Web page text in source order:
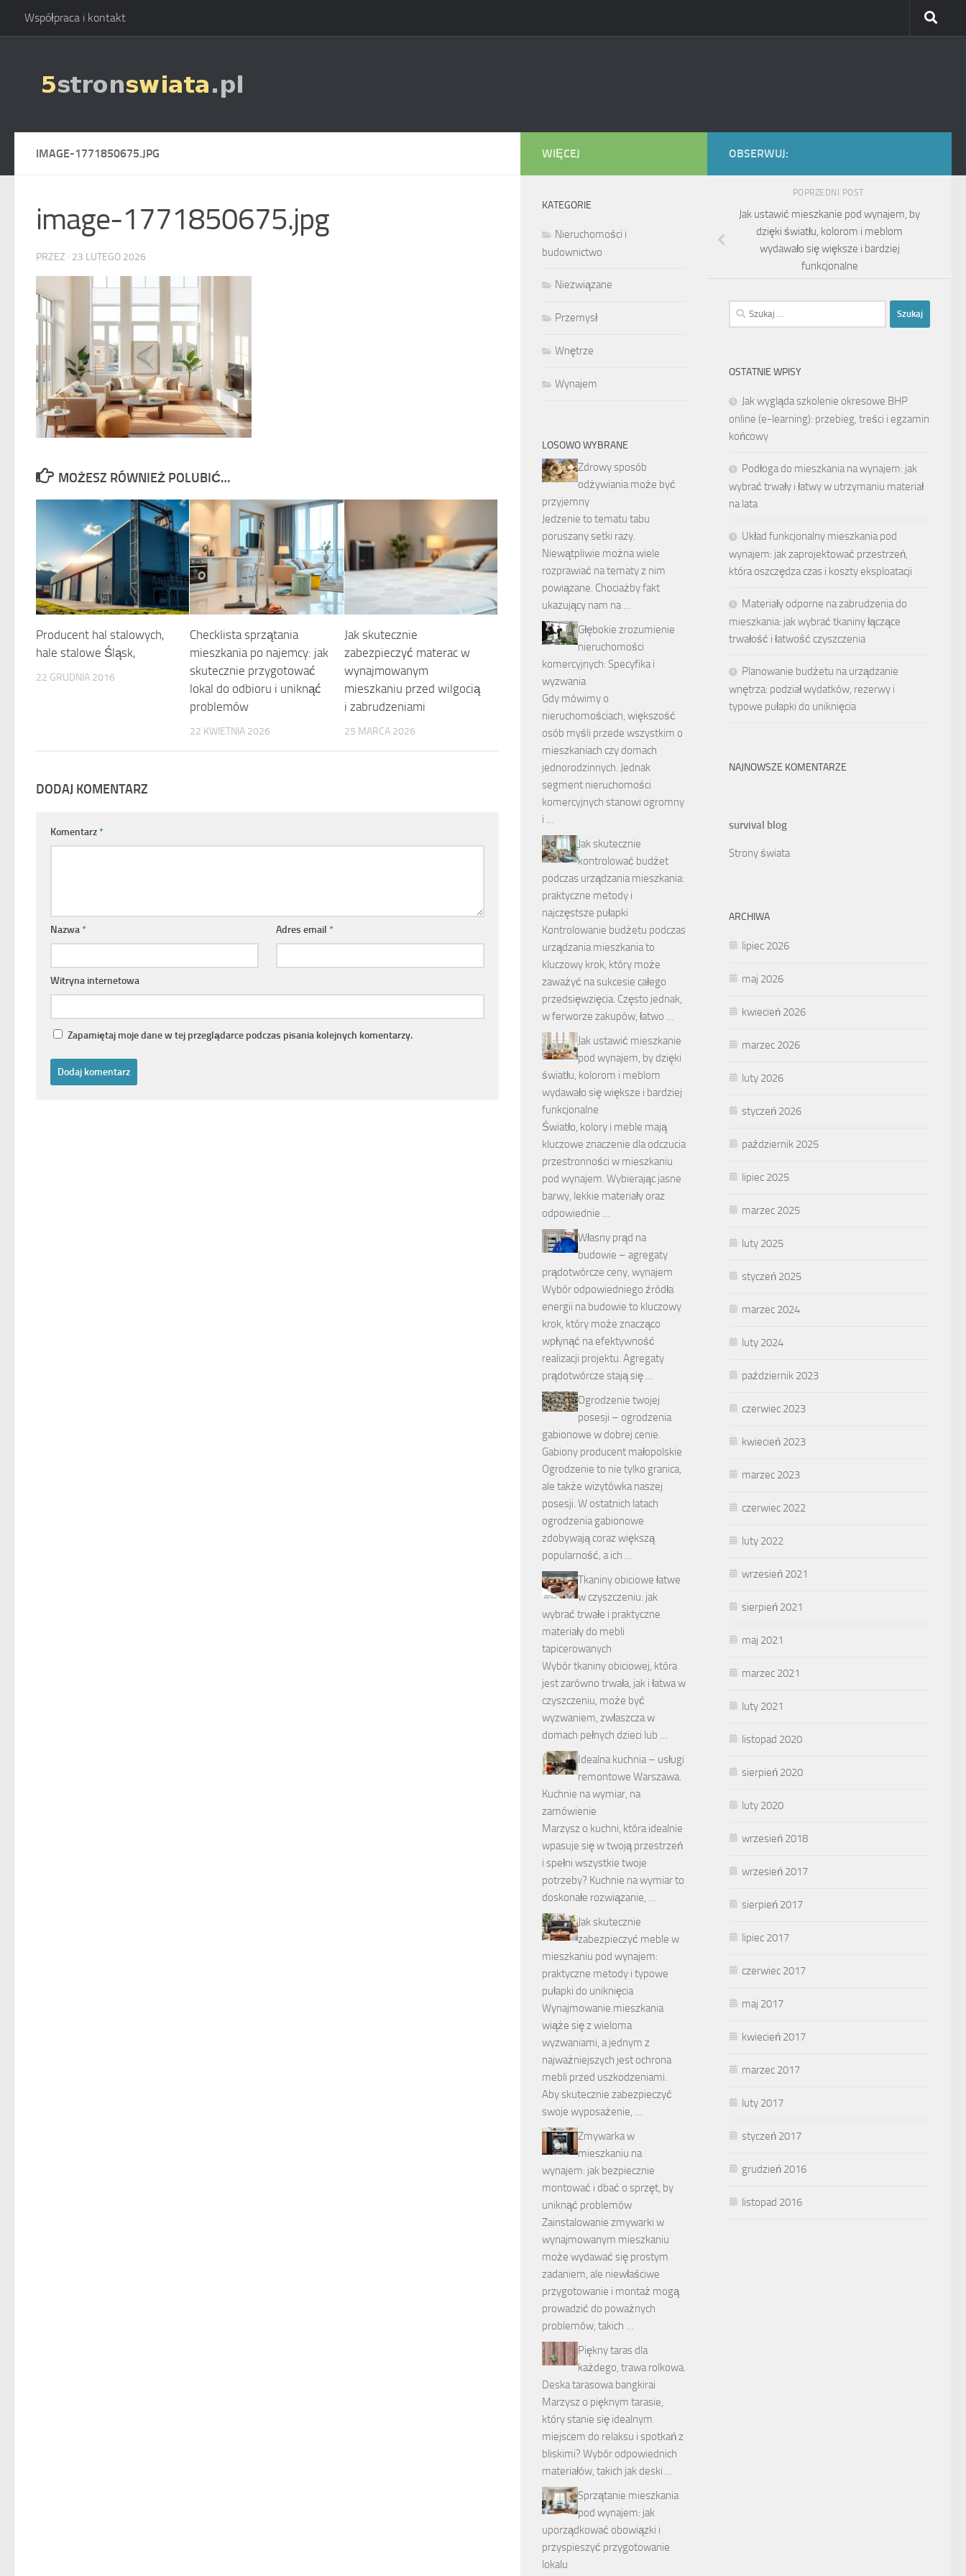
Skip to content
Współpraca i kontakt
IMAGE-1771850675.JPG
image-1771850675.jpg
PRZEZ · 23 LUTEGO 2026
MOŻESZ RÓWNIEŻ POLUBIĆ…
Producent hal stalowych,
hale stalowe Śląsk,
22 GRUDNIA 2016
Checklista sprzątania
mieszkania po najemcy: jak
skutecznie przygotować
lokal do odbioru i uniknąć
problemów
22 KWIETNIA 2026
Jak skutecznie
zabezpieczyć materac w
wynajmowanym
mieszkaniu przed wilgocią
i zabrudzeniami
25 MARCA 2026
DODAJ KOMENTARZ
Komentarz*
Nazwa* Adres email*
Witryna internetowa
Zapamiętaj moje dane w tej przeglądarce podczas pisania kolejnych komentarzy.
OBSERWUJ:
POPRZEDNI POST
Jak ustawić mieszkanie pod wynajem, by
dzięki światłu, kolorom i meblom
wydawało się większe i bardziej
funkcjonalne
Szukaj:
OSTATNIE WPISY
Jak wygląda szkolenie okresowe BHP
online (e-learning): przebieg, treści i egzamin
końcowy
Podłoga do mieszkania na wynajem: jak
wybrać trwały i łatwy w utrzymaniu materiał
na lata
Układ funkcjonalny mieszkania pod
wynajem: jak zaprojektować przestrzeń,
która oszczędza czas i koszty eksploatacji
Materiały odporne na zabrudzenia do
mieszkania: jak wybrać tkaniny łączące
trwałość i łatwość czyszczenia
Planowanie budżetu na urządzanie
wnętrza: podział wydatków, rezerwy i
typowe pułapki do uniknięcia
NAJNOWSZE KOMENTARZE
survival blog
Strony świata
ARCHIWA
lipiec 2026
maj 2026
kwiecień 2026
marzec 2026
luty 2026
styczeń 2026
październik 2025
lipiec 2025
marzec 2025
luty 2025
styczeń 2025
marzec 2024
luty 2024
październik 2023
czerwiec 2023
kwiecień 2023
marzec 2023
czerwiec 2022
luty 2022
wrzesień 2021
sierpień 2021
maj 2021
marzec 2021
luty 2021
listopad 2020
sierpień 2020
luty 2020
wrzesień 2018
wrzesień 2017
sierpień 2017
lipiec 2017
czerwiec 2017
maj 2017
kwiecień 2017
marzec 2017
luty 2017
styczeń 2017
grudzień 2016
listopad 2016
WIĘCEJ
KATEGORIE
Nieruchomości i
budownictwo
Niezwiązane
Przemysł
Wnętrze
Wynajem
LOSOWO WYBRANE
Zdrowy sposób
odżywiania może być
przyjemny
Jedzenie to tematu tabu
poruszany setki razy.
Niewątpliwie można wiele
rozprawiać na tematy z nim
powiązane. Chociażby fakt
ukazujący nam na …
Głębokie zrozumienie
nieruchomości
komercyjnych: Specyfika i
wyzwania
Gdy mówimy o
nieruchomościach, większość
osób myśli przede wszystkim o
mieszkaniach czy domach
jednorodzinnych. Jednak
segment nieruchomości
komercyjnych stanowi ogromny
i …
Jak skutecznie
kontrolować budżet
podczas urządzania mieszkania:
praktyczne metody i
najczęstsze pułapki
Kontrolowanie budżetu podczas
urządzania mieszkania to
kluczowy krok, który może
zaważyć na sukcesie całego
przedsięwzięcia. Często jednak,
w ferworze zakupów, łatwo …
Jak ustawić mieszkanie
pod wynajem, by dzięki
światłu, kolorom i meblom
wydawało się większe i bardziej
funkcjonalne
Światło, kolory i meble mają
kluczowe znaczenie dla odczucia
przestronności w mieszkaniu
pod wynajem. Wybierając jasne
barwy, lekkie materiały oraz
odpowiednie …
Własny prąd na
budowie – agregaty
prądotwórcze ceny, wynajem
Wybór odpowiedniego źródła
energii na budowie to kluczowy
krok, który może znacząco
wpłynąć na efektywność
realizacji projektu. Agregaty
prądotwórcze stają się …
Ogrodzenie twojej
posesji – ogrodzenia
gabionowe w dobrej cenie.
Gabiony producent małopolskie
Ogrodzenie to nie tylko granica,
ale także wizytówka naszej
posesji. W ostatnich latach
ogrodzenia gabionowe
zdobywają coraz większą
popularność, a ich …
Tkaniny obiciowe łatwe
w czyszczeniu: jak
wybrać trwałe i praktyczne
materiały do mebli
tapicerowanych
Wybór tkaniny obiciowej, która
jest zarówno trwała, jak i łatwa w
czyszczeniu, może być
wyzwaniem, zwłaszcza w
domach pełnych dzieci lub …
Idealna kuchnia – usługi
remontowe Warszawa.
Kuchnie na wymiar, na
zamówienie
Marzysz o kuchni, która idealnie
wpasuje się w twoją przestrzeń
i spełni wszystkie twoje
potrzeby? Kuchnie na wymiar to
doskonałe rozwiązanie, …
Jak skutecznie
zabezpieczyć meble w
mieszkaniu pod wynajem:
praktyczne metody i typowe
pułapki do uniknięcia
Wynajmowanie mieszkania
wiąże się z wieloma
wyzwaniami, a jednym z
najważniejszych jest ochrona
mebli przed uszkodzeniami.
Aby skutecznie zabezpieczyć
swoje wyposażenie, …
Zmywarka w
mieszkaniu na
wynajem: jak bezpiecznie
montować i dbać o sprzęt, by
uniknąć problemów
Zainstalowanie zmywarki w
wynajmowanym mieszkaniu
może wydawać się prostym
zadaniem, ale niewłaściwe
przygotowanie i montaż mogą
prowadzić do poważnych
problemów, takich …
Piękny taras dla
każdego, trawa rolkowa.
Deska tarasowa bangkirai
Marzysz o pięknym tarasie,
który stanie się idealnym
miejscem do relaksu i spotkań z
bliskimi? Wybór odpowiednich
materiałów, takich jak deski …
Sprzątanie mieszkania
pod wynajem: jak
uporządkować obowiązki i
przyspieszyć przygotowanie
lokalu